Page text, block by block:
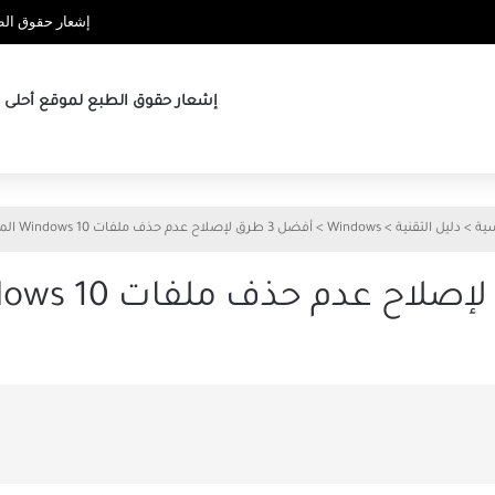
إشعار حقوق
إشعار حقوق الطبع لموقع أحلى
> دليل التقنية >
Windows
> أفضل 3 طرق لإصلاح عدم حذف ملفات Windows 10 المؤقتة